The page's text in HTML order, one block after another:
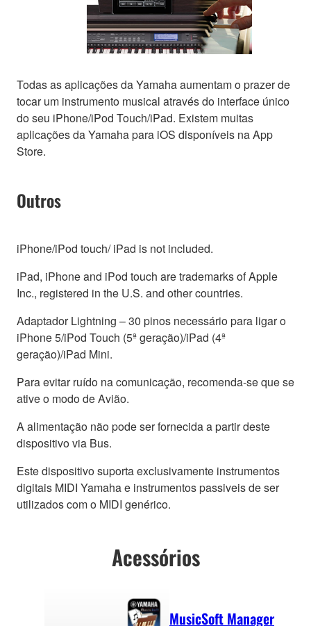
Todas as aplicações da Yamaha aumentam o prazer de
tocar um instrumento musical através do interface único
do seu iPhone/iPod Touch/iPad. Existem muitas
aplicações da Yamaha para iOS disponíveis na App
Store.
Outros
iPhone/iPod touch/ iPad is not included.
iPad, iPhone and iPod touch are trademarks of Apple
Inc., registered in the U.S. and other countries.
Adaptador Lightning – 30 pinos necessário para ligar o
iPhone 5/iPod Touch (5ª geração)/iPad (4ª
geração)/iPad Mini.
Para evitar ruído na comunicação, recomenda-se que se
ative o modo de Avião.
A alimentação não pode ser fornecida a partir deste
dispositivo via Bus.
Este dispositivo suporta exclusivamente instrumentos
digitais MIDI Yamaha e instrumentos passiveis de ser
utilizados com o MIDI genérico.
Acessórios
MusicSoft Manager